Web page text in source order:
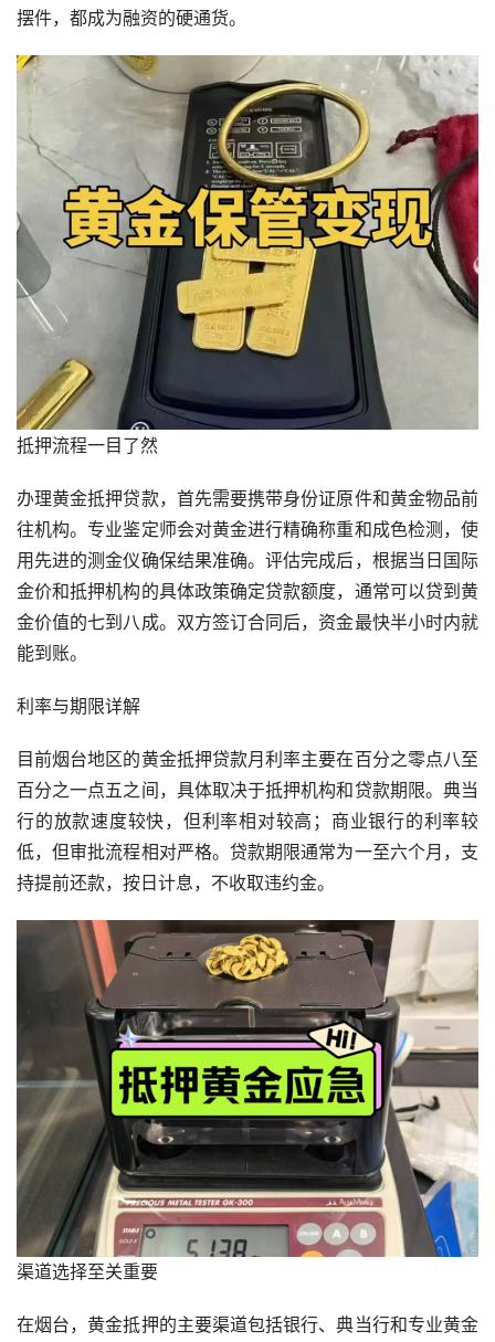
摆件，都成为融资的硬通货。
抵押流程一目了然
办理黄金抵押贷款，首先需要携带身份证原件和黄金物品前
往机构。专业鉴定师会对黄金进行精确称重和成色检测，使
用先进的测金仪确保结果准确。评估完成后，根据当日国际
金价和抵押机构的具体政策确定贷款额度，通常可以贷到黄
金价值的七到八成。双方签订合同后，资金最快半小时内就
能到账。
利率与期限详解
目前烟台地区的黄金抵押贷款月利率主要在百分之零点八至
百分之一点五之间，具体取决于抵押机构和贷款期限。典当
行的放款速度较快，但利率相对较高；商业银行的利率较
低，但审批流程相对严格。贷款期限通常为一至六个月，支
持提前还款，按日计息，不收取违约金。
渠道选择至关重要
在烟台，黄金抵押的主要渠道包括银行、典当行和专业黄金